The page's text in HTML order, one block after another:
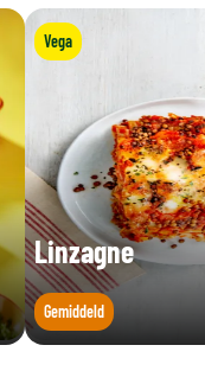
Vega
Linzagne
Gemiddeld